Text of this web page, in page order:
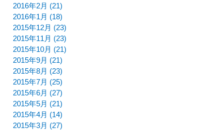
2016年2月 (21)
2016年1月 (18)
2015年12月 (23)
2015年11月 (23)
2015年10月 (21)
2015年9月 (21)
2015年8月 (23)
2015年7月 (25)
2015年6月 (27)
2015年5月 (21)
2015年4月 (14)
2015年3月 (27)